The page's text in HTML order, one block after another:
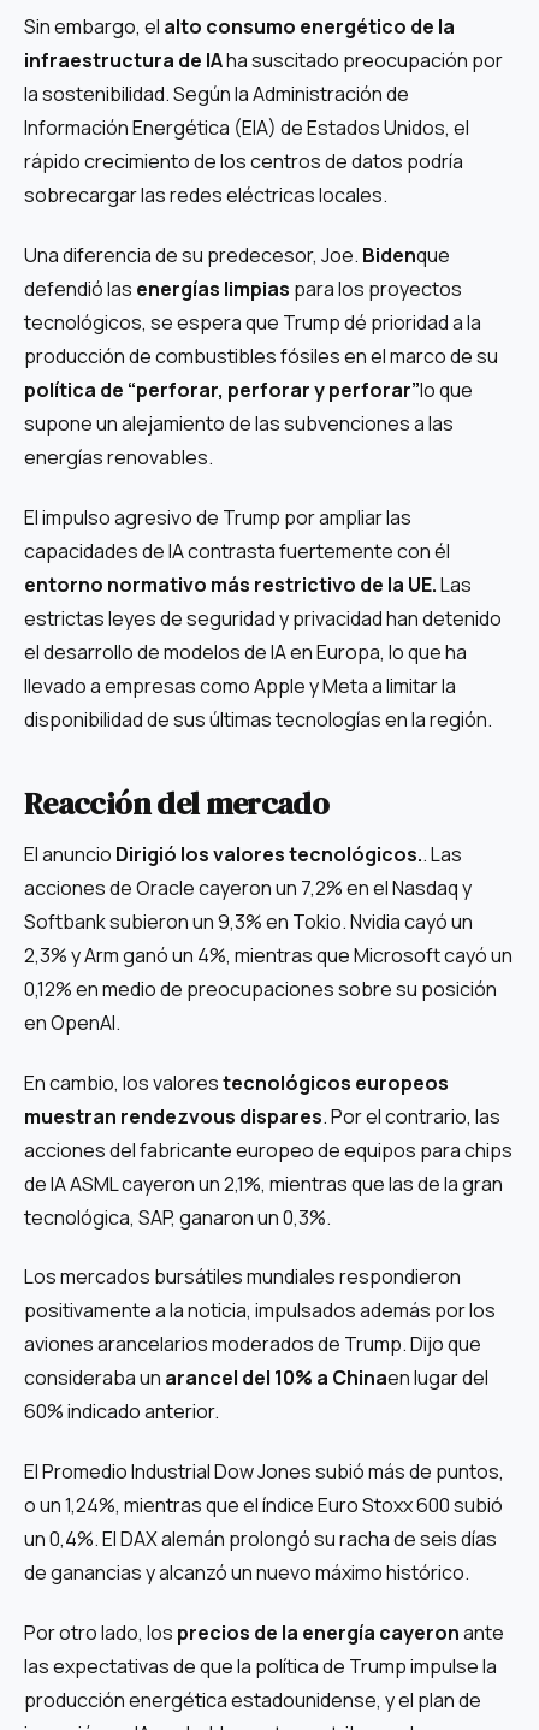
Sin embargo, el alto consumo energético de la
infraestructura de IAha suscitado preocupación por
la sostenibilidad. Según la Administración de
Información Energética (EIA) de Estados Unidos, el
rápido crecimiento de los centros de datos podría
sobrecargar las redes eléctricas locales.
Una diferencia de su predecesor, Joe. Bidenque
defendió las energías limpias para los proyectos
tecnológicos, se espera que Trump dé prioridad a la
producción de combustibles fósiles en el marco de su
política de “perforar, perforar y perforar”lo que
supone un alejamiento de las subvenciones a las
energías renovables.
El impulso agresivo de Trump por ampliar las
capacidades de IA contrasta fuertemente con él
entorno normativo más restrictivo de la UE.Las
estrictas leyes de seguridad y privacidad han detenido
el desarrollo de modelos de IA en Europa, lo que ha
llevado a empresas como Apple y Meta a limitar la
disponibilidad de sus últimas tecnologías en la región.
Reacción del mercado
El anuncio Dirigió los valores tecnológicos.. Las
acciones de Oracle cayeron un 7,2% en el Nasdaq y
Softbank subieron un 9,3% en Tokio. Nvidia cayó un
2,3% y Arm ganó un 4%, mientras que Microsoft cayó un
0,12% en medio de preocupaciones sobre su posición
en OpenAI.
En cambio, los valorestecnológicos europeos
muestran rendezvous dispares. Por el contrario, las
acciones del fabricante europeo de equipos para chips
de IA ASML cayeron un 2,1%, mientras que las de la gran
tecnológica, SAP, ganaron un 0,3%.
Los mercados bursátiles mundiales respondieron
positivamente a la noticia, impulsados ​​​​además por los
aviones arancelarios moderados de Trump. Dijo que
consideraba un arancel del 10% a Chinaen lugar del
60% indicado anterior.
El Promedio Industrial Dow Jones subió más de puntos,
o un 1,24%, mientras que el índice Euro Stoxx 600 subió
un 0,4%. El DAX alemán prolongó su racha de seis días
de ganancias y alcanzó un nuevo máximo histórico.
Por otro lado, los precios de la energía cayeronante
las expectativas de que la política de Trump impulse la
producción energética estadounidense, y el plan de